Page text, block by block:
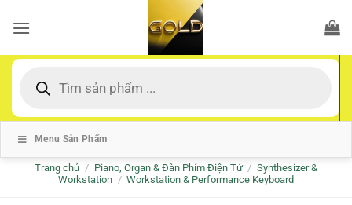
qua
dung
kiếm
Menu Sản Phẩm
Trang chủ / Piano, Organ & Đàn Phím Điện Tử / Synthesizer &
Workstation / Workstation & Performance Keyboard